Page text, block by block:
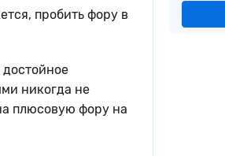
пробить фору в
никогда не
плюсовую фору на